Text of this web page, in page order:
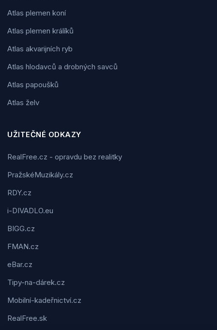
Atlas plemen koní
Atlas plemen králíků
Atlas akvarijních ryb
Atlas hlodavců a drobných savců
Atlas papoušků
Atlas želv
UŽITEČNÉ ODKAZY
RealFree.cz - opravdu bez realitky
PražskéMuzikály.cz
RDY.cz
i-DIVADLO.eu
BIGG.cz
FMAN.cz
eBar.cz
Tipy-na-dárek.cz
Mobilní-kadeřnictví.cz
RealFree.sk